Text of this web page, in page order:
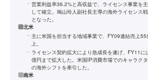
営業利益率36.2%と高収益で、ライセンス事業を
して確立。鳩山玲人副社長主導の海外ライセンス
となった。
北米
主に米国を担当する地域事業で、FY09連結売上
上。
ライセンス契約拡大により急成長を遂げ、FY11
億円まで拡大した。米国IP消費市場でのキャラク
の海外シフトを牽引した。
南米